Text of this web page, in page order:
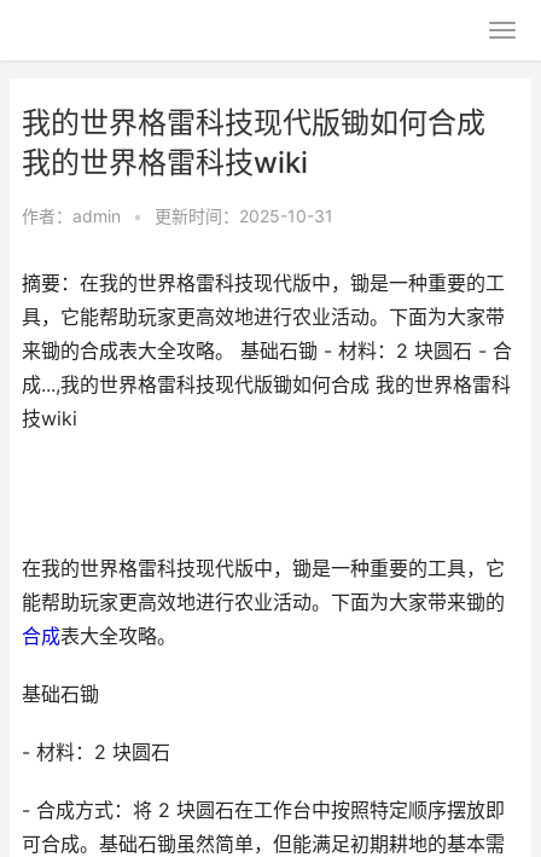
我的世界格雷科技现代版锄如何合成
我的世界格雷科技wiki
作者： admin • 更新时间：2025-10-31
摘要：在我的世界格雷科技现代版中，锄是一种重要的工
具，它能帮助玩家更高效地进行农业活动。下面为大家带
来锄的合成表大全攻略。 基础石锄 - 材料：2 块圆石 - 合
成...,我的世界格雷科技现代版锄如何合成 我的世界格雷科
技wiki
在我的世界格雷科技现代版中，锄是一种重要的工具，它
能帮助玩家更高效地进行农业活动。下面为大家带来锄的
合成表大全攻略。
基础石锄
- 材料：2 块圆石
- 合成方式：将 2 块圆石在工作台中按照特定顺序摆放即
可合成。基础石锄虽然简单，但能满足初期耕地的基本需